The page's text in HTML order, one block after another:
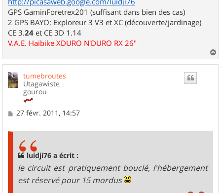
GPS GaminForetrex201 (suffisant dans bien des cas)
2 GPS BAYO: Exploreur 3 V3 et XC (découverte/jardinage)
CE 3.24 et CE 3D 1.14
V.A.E. Haibike XDURO N'DURO RX 26"
a
tumebroutes
Utagawiste
gourou
M
27 févr. 2011, 14:57
luidji76 a écrit :
le circuit est pratiquement bouclé, l'hébergement
est réservé pour 15 mordus